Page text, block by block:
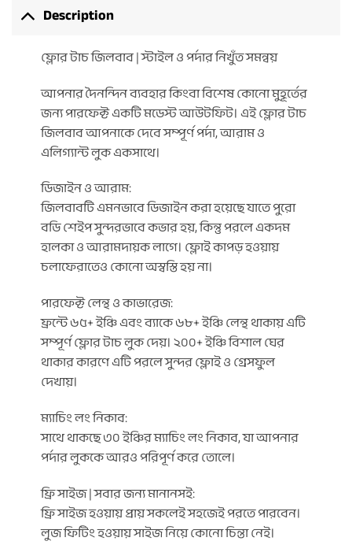
Description
ফ্লোর টাচ জিলবাব | স্টাইল ও পর্দার নিখুঁত সমন্বয়
আপনার দৈনন্দিন ব্যবহার কিংবা বিশেষ কোনো মুহূর্তের
জন্য পারফেক্ট একটি মডেস্ট আউটফিট। এই ফ্লোর টাচ
জিলবাব আপনাকে দেবে সম্পূর্ণ পর্দা, আরাম ও
এলিগ্যান্ট লুক একসাথে।
ডিজাইন ও আরাম:
জিলবাবটি এমনভাবে ডিজাইন করা হয়েছে যাতে পুরো
বডি শেইপ সুন্দরভাবে কভার হয়, কিন্তু পরলে একদম
হালকা ও আরামদায়ক লাগে। ফ্লোই কাপড় হওয়ায়
চলাফেরাতেও কোনো অস্বস্তি হয় না।
পারফেক্ট লেন্থ ও কাভারেজ:
ফ্রন্টে ৬৫+ ইঞ্চি এবং ব্যাকে ৬৮+ ইঞ্চি লেন্থ থাকায় এটি
সম্পূর্ণ ফ্লোর টাচ লুক দেয়। ২০০+ ইঞ্চি বিশাল ঘের
থাকার কারণে এটি পরলে সুন্দর ফ্লোই ও গ্রেসফুল
দেখায়।
ম্যাচিং লং নিকাব:
সাথে থাকছে ৩০ ইঞ্চির ম্যাচিং লং নিকাব, যা আপনার
পর্দার লুককে আরও পরিপূর্ণ করে তোলে।
ফ্রি সাইজ | সবার জন্য মানানসই:
ফ্রি সাইজ হওয়ায় প্রায় সকলেই সহজেই পরতে পারবেন।
লুজ ফিটিং হওয়ায় সাইজ নিয়ে কোনো চিন্তা নেই।